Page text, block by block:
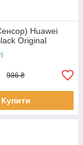
Huawei
Original
986 ₴
Купити